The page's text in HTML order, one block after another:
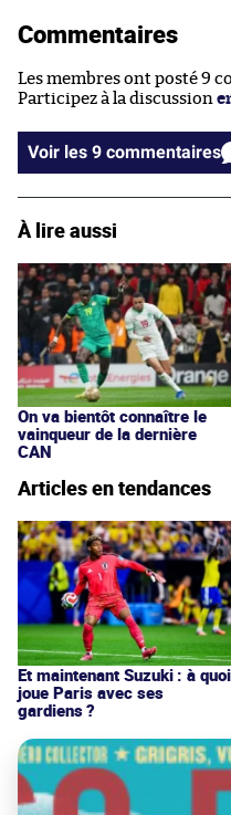
Commentaires
Les membres ont posté 9
Participez à la discussion
Voir les 9 commentaires
À lire aussi
On va bientôt connaître le
vainqueur de la dernière
CAN
Articles en tendances
Et maintenant Suzuki : à quoi
joue Paris avec ses
gardiens ?